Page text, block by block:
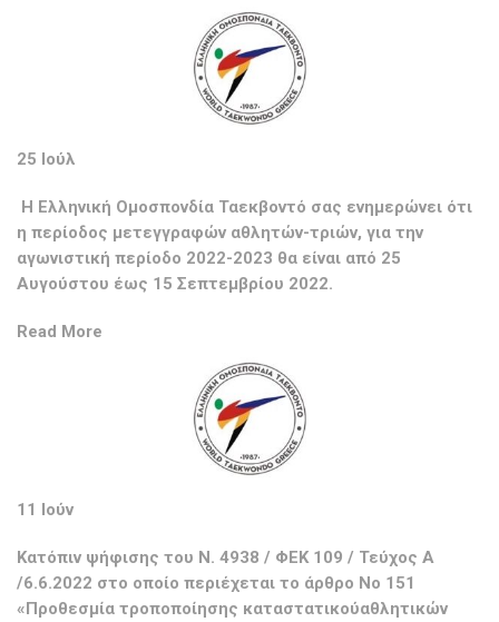
25 Ιούλ
Η Ελληνική Ομοσπονδία Ταεκβοντό σας ενημερώνει ότι
η περίοδος μετεγγραφών αθλητών-τριών, για την
αγωνιστική περίοδο 2022-2023 θα είναι από 25
Αυγούστου έως 15 Σεπτεμβρίου 2022.
Read More
11 Ιούν
Κατόπιν ψήφισης του Ν. 4938 / ΦΕΚ 109 / Τεύχος Α
/6.6.2022 στο οποίο περιέχεται το άρθρο Νο 151
«Προθεσμία τροποποίησης καταστατικούαθλητικών